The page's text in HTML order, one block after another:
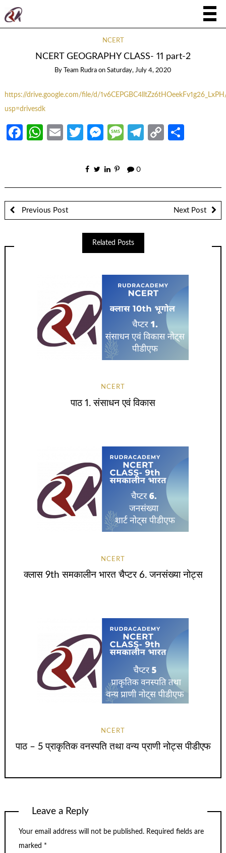
NCERT
NCERT GEOGRAPHY CLASS- 11 part-2
By Team Rudra on Saturday, July 4, 2020
https://drive.google.com/file/d/
usp=drivesdk
Facebook
WhatsApp
EmailTwitter
Messenger
Message
Telegram
Copy
0
Previous Post Next Post
Related Posts
NCERT
पाठ 1. संसाधन एवं विकास
NCERT
क्लास 9th समकालीन भारत चैप्टर 6. जनसंख्या नोट्स
NCERT
पाठ – 5 प्राकृतिक वनस्पति तथा वन्य प्राणी नोट्स पीडीएफ
Leave a Reply
Your email address will not be published. Required fields are
marked *